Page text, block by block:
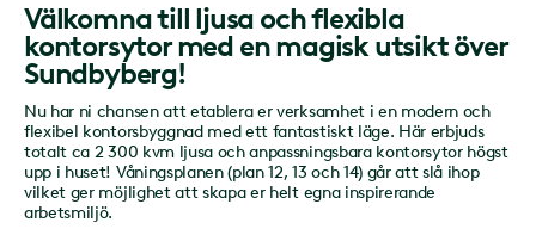
Välkomna till ljusa och flexibla
kontorsytor med en magisk utsikt över
Sundbyberg!
Nu har ni chansen att etablera er verksamhet i en modern och
flexibel kontorsbyggnad med ett fantastiskt läge. Här erbjuds
totalt ca 2 300 kvm ljusa och anpassningsbara kontorsytor högst
upp i huset! Våningsplanen (plan 12, 13 och 14) går att slå ihop
vilket ger möjlighet att skapa er helt egna inspirerande
arbetsmiljö.